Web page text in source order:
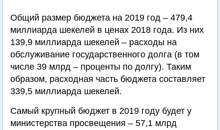
Общий размер бюджета на 2019 год – 479,4
миллиарда шекелей в ценах 2018 года. Из них
139,9 миллиарда шекелей – расходы на
обслуживание государственного долга (в том
числе 39 млрд – проценты по долгу). Таким
образом, расходная часть бюджета составляет
339,5 миллиарда шекелей.
Самый крупный бюджет в 2019 году будет у
министерства просвещения – 57,1 млрд